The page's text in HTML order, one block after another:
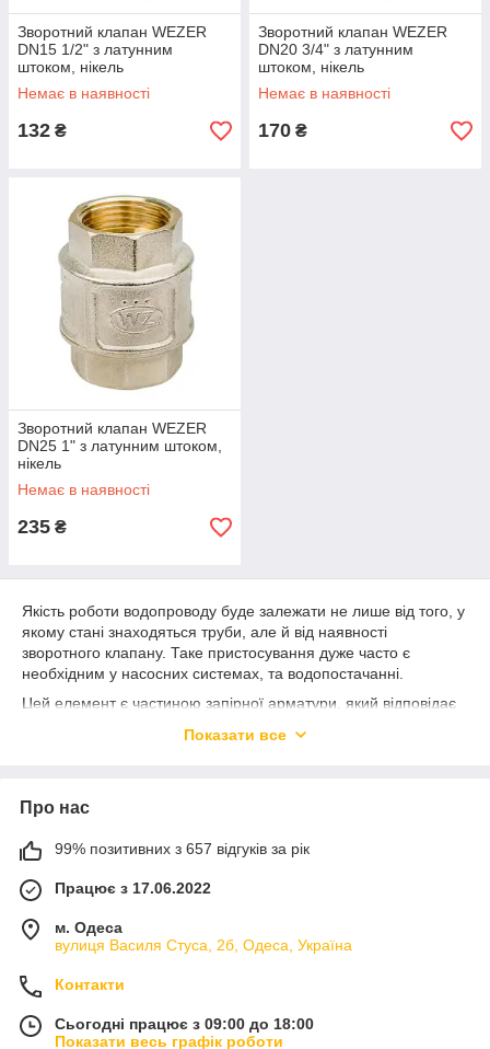
Зворотний клапан WEZER
DN15 1/2" з латунним
штоком, нікель
Немає в наявності
132 ₴
Зворотний клапан WEZER
DN20 3/4" з латунним
штоком, нікель
Немає в наявності
170 ₴
Зворотний клапан WEZER
DN25 1" з латунним штоком,
нікель
Немає в наявності
235 ₴
Якість роботи водопроводу буде залежати не лише від того, у
якому стані знаходяться труби, але й від наявності
зворотного клапану. Таке пристосування дуже часто є
необхідним у насосних системах, та водопостачанні.
Цей елемент є частиною запірної арматури, який відповідає
використовують разом з насосом для забезпечення питного
Особливості клапанів зворотних в
Україні
Використання зворотного клапану допомагає впоратися з
такими завданнями:
захистити труби від перепаду тиску — пристосування
допомагають зменшити проведення ремонтних робіт;
нормалізувати тиск у водопроводі;
встановлюється для захисту від зворотного шляху
Показати все
Про нас
99% позитивних з 657 відгуків за рік
Працює з 17.06.2022
м. Одеса
вулиця Василя Стуса, 2б, Одеса, Україна
Контакти
Сьогодні працює з 09:00 до 18:00
Показати весь графік роботи